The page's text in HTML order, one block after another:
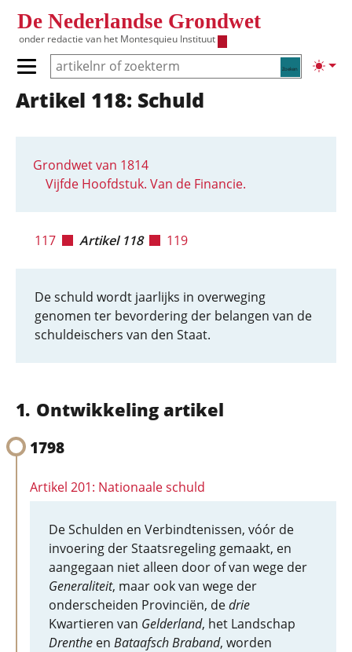
De Nederlandse Grondwet
onder redactie van het Montesquieu Instituut
Zoeken
Primair menu tonen/verbergen
Hoofdnavigatie
Artikel 118: Schuld
Grondwet van 1814
Vijfde Hoofdstuk. Van de Financie.
117 Artikel 118 119
De schuld wordt jaarlijks in overweging
genomen ter bevordering der belangen van de
schuldeischers van den Staat.
Ontwikkeling artikel
1798
Artikel 201: Nationaale schuld
De Schulden en Verbindtenissen, vóór de
invoering der Staatsregeling gemaakt, en
aangegaan niet alleen door of van wege der
Generaliteit, maar ook van wege der
onderscheiden Provinciën, dedrie
Kwartieren van Gelderland, het Landschap
Drenthe en Bataafsch Braband, worden